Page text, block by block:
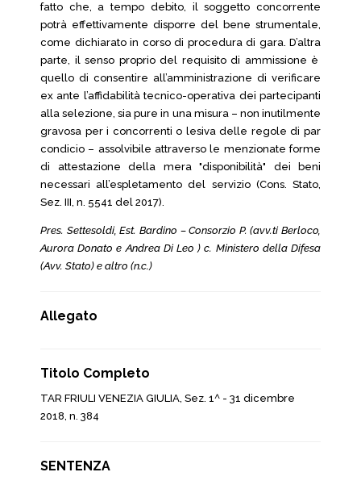
fatto che, a tempo debito, il soggetto concorrente
potrà effettivamente disporre del bene strumentale,
come dichiarato in corso di procedura di gara. D’altra
parte, il senso proprio del requisito di ammissione è
quello di consentire all’amministrazione di verificare
ex ante l’affidabilità tecnico-operativa dei partecipanti
alla selezione, sia pure in una misura – non inutilmente
gravosa per i concorrenti o lesiva delle regole di par
condicio – assolvibile attraverso le menzionate forme
di attestazione della mera "disponibilità" dei beni
necessari all’espletamento del servizio (Cons. Stato,
Sez. III, n. 5541 del 2017).
Pres. Settesoldi, Est. Bardino – Consorzio P. (avv.ti Berloco,
Aurora Donato e Andrea Di Leo ) c. Ministero della Difesa
(Avv. Stato) e altro (n.c.)
Allegato
Titolo Completo
TAR FRIULI VENEZIA GIULIA, Sez. 1^ - 31 dicembre
2018, n. 384
SENTENZA